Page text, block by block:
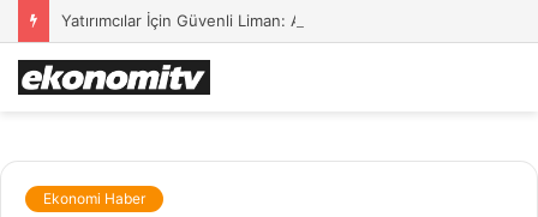
Yatırımcılar İçin Güvenli Liman: Altın Hâlâ İlk Sırada mı?
Ekonomi Haber